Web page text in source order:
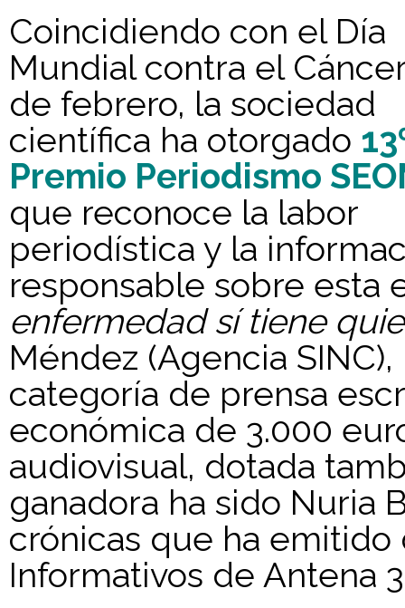
Coincidiendo con el Día
Mundial contra el
de febrero, la sociedad
científica ha otorgado
Premio Periodismo
que reconoce la labor
periodística y la
responsable sobre esta
enfermedad sí tiene
Méndez (Agencia
categoría de prensa
económica de 3.000
audiovisual, dotada
ganadora ha sido Nuria
crónicas que ha emitido
Informativos de Antena